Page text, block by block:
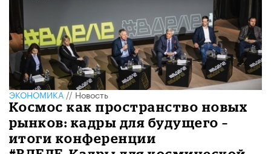
ЭКОНОМИКА//Новость
Космос как пространство новых
рынков: кадры для будущего –
итоги конференции